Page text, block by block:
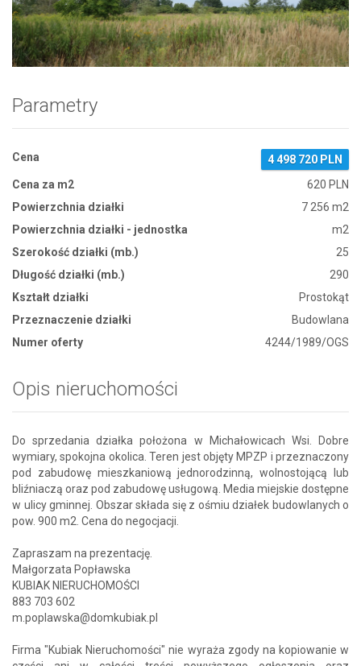
Zdjęcie 1
Parametry
Cena
4 498 720 PLN
Cena za m2
620 PLN
Powierzchnia działki
7 256 m2
Powierzchnia działki - jednostka
m2
Szerokość działki (mb.)
25
Długość działki (mb.)
290
Kształt działki
Prostokąt
Przeznaczenie działki
Budowlana
Numer oferty
4244/1989/OGS
Opis nieruchomości
Do sprzedania działka położona w Michałowicach Wsi. Dobre
wymiary, spokojna okolica. Teren jest objęty MPZP i przeznaczony
pod zabudowę mieszkaniową jednorodzinną, wolnostojącą lub
bliźniaczą oraz pod zabudowę usługową. Media miejskie dostępne
w ulicy gminnej. Obszar składa się z ośmiu działek budowlanych o
pow. 900 m2. Cena do negocjacji.
Zapraszam na prezentację.
Małgorzata Popławska
KUBIAK NIERUCHOMOŚCI
883 703 602
m.poplawska@domkubiak.pl
Firma "Kubiak Nieruchomości" nie wyraża zgody na kopiowanie w